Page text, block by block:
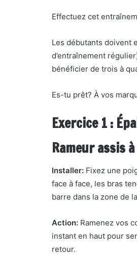
Effectuez cet
Les débutants doivent
d’entraînement
bénéficier de trois à
Es-tu prêt? À vos
Exercice 1 :
Rameur assis
Installer: Fixez une
face à face, les bras
barre dans la zone de
Action: Ramenez vos
instant en haut pour
retour.